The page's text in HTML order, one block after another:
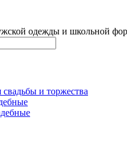
одежды и школьной
и торжества